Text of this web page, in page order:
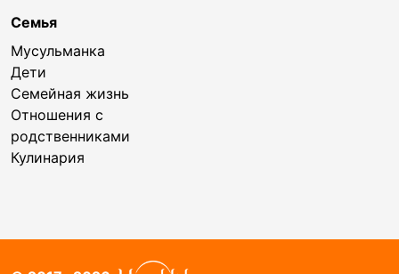
Семья
Мусульманка
Дети
Семейная жизнь
Отношения с
родственниками
Кулинария